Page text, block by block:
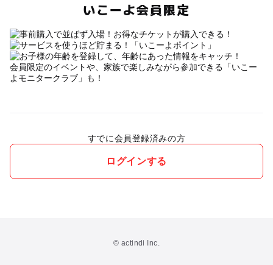
いこーよ会員限定
会員限定のイベントや、家族で楽しみながら参加できる「いこー
よモニタークラブ」も！
すでに会員登録済みの方
ログインする
© actindi Inc.